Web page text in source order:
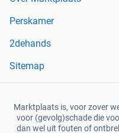
Perskamer
2dehands
Sitemap
Marktplaats is, voor zover
voor (gevolg)schade die
dan wel uit fouten of